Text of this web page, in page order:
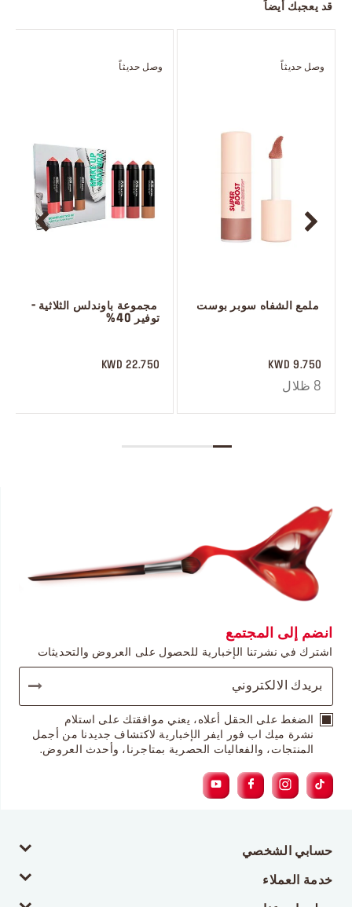
قد يعجبك أيضاً
وصل حديثاً
توفير 40%
22.750 KWD
وصل حديثاً
ملمع الشفاه سوبر بوست
9.750 KWD
8 ظلال
انضم إلى المجتمع
اشترك في نشرتنا الإخبارية للحصول على العروض والتحديثات
الضغط على الحقل أعلاه، يعني موافقتك على استلام
نشرة ميك اب فور ايفر الإخبارية لاكتشاف جديدنا من أجمل
المنتجات، والفعاليات الحصرية بمتاجرنا، وأحدث العروض.
حسابي الشخصي
خدمة العملاء